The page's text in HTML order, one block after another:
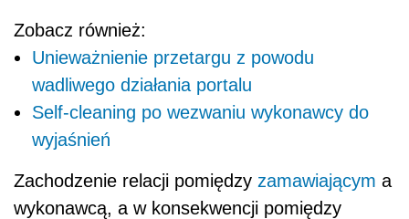
Zobacz również:
Unieważnienie przetargu z powodu
wadliwego działania portalu
Self-cleaning po wezwaniu wykonawcy do
wyjaśnień
Zachodzenie relacji pomiędzy zamawiającym a
wykonawcą, a w konsekwencji pomiędzy